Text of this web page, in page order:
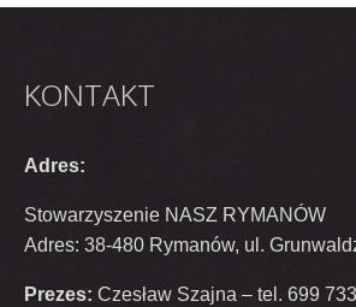
KONTAKT
Adres:
Stowarzyszenie NASZ RYMANÓW
Adres: 38-480 Rymanów, ul.
Prezes: Czesław Szajna – tel. 699